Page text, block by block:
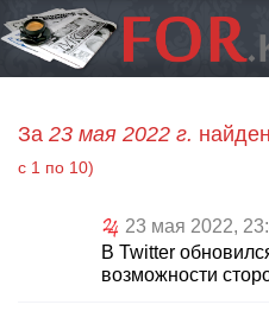
За 23 мая 2022 г.
с 1 по 10)
23 мая 2022,
В Twitter
возможности